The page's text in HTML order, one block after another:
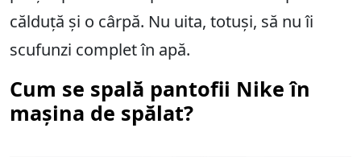
călduță și o cârpă. Nu uita, totuși, să nu îi
scufunzi complet în apă.
Cum se spală pantofii Nike în
mașina de spălat?